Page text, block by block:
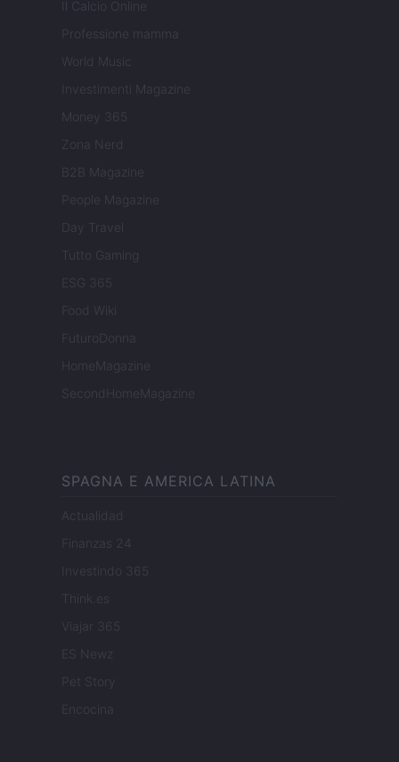
Il Calcio Online
Professione mamma
World Music
Investimenti Magazine
Money 365
Zona Nerd
B2B Magazine
People Magazine
Day Travel
Tutto Gaming
ESG 365
Food Wiki
FuturoDonna
HomeMagazine
SecondHomeMagazine
SPAGNA E AMERICA LATINA
Actualidad
Finanzas 24
Investindo 365
Think.es
Viajar 365
ES Newz
Pet Story
Encocina